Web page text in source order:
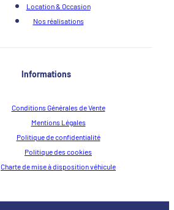
Location & Occasion
Nos réalisations
Informations
Conditions Générales de Vente
Mentions Légales
Politique de confidentialité
Politique des cookies
Charte de mise à disposition véhicule